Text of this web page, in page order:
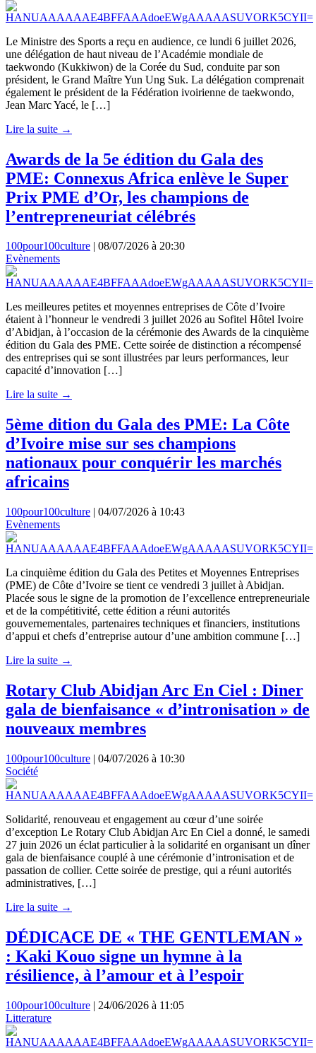
Le Ministre des Sports a reçu en audience, ce lundi 6 juillet 2026,
une délégation de haut niveau de l’Académie mondiale de
taekwondo (Kukkiwon) de la Corée du Sud, conduite par son
président, le Grand Maître Yun Ung Suk. La délégation comprenait
également le président de la Fédération ivoirienne de taekwondo,
Jean Marc Yacé, le […]
Lire la suite →
Awards de la 5e édition du Gala des
PME: Connexus Africa enlève le Super
Prix PME d’Or, les champions de
l’entrepreneuriat célébrés
100pour100culture
08/07/2026 à 20:30
Evènements
Les meilleures petites et moyennes entreprises de Côte d’Ivoire
étaient à l’honneur le vendredi 3 juillet 2026 au Sofitel Hôtel Ivoire
d’Abidjan, à l’occasion de la cérémonie des Awards de la cinquième
édition du Gala des PME. Cette soirée de distinction a récompensé
des entreprises qui se sont illustrées par leurs performances, leur
capacité d’innovation […]
Lire la suite →
5ème dition du Gala des PME: La Côte
d’Ivoire mise sur ses champions
nationaux pour conquérir les marchés
africains
100pour100culture | 04/07/2026 à 10:43
Evènements
La cinquième édition du Gala des Petites et Moyennes Entreprises
(PME) de Côte d’Ivoire se tient ce vendredi 3 juillet à Abidjan.
Placée sous le signe de la promotion de l’excellence entrepreneuriale
et de la compétitivité, cette édition a réuni autorités
gouvernementales, partenaires techniques et financiers, institutions
d’appui et chefs d’entreprise autour d’une ambition commune […]
Lire la suite →
Rotary Club Abidjan Arc En Ciel : Diner
gala de bienfaisance « d’intronisation » de
nouveaux membres
100pour100culture | 04/07/2026 à 10:30
Société
Solidarité, renouveau et engagement au cœur d’une soirée
d’exception Le Rotary Club Abidjan Arc En Ciel a donné, le samedi
27 juin 2026 un éclat particulier à la solidarité en organisant un dîner
gala de bienfaisance couplé à une cérémonie d’intronisation et de
passation de collier. Cette soirée de prestige, qui a réuni autorités
administratives, […]
Lire la suite →
DÉDICACE DE « THE GENTLEMAN »
: Kaki Kouo signe un hymne à la
résilience, à l’amour et à l’espoir
100pour100culture | 24/06/2026 à 11:05
Litterature